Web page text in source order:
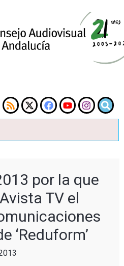
por la que
TV el
‘Reduform’